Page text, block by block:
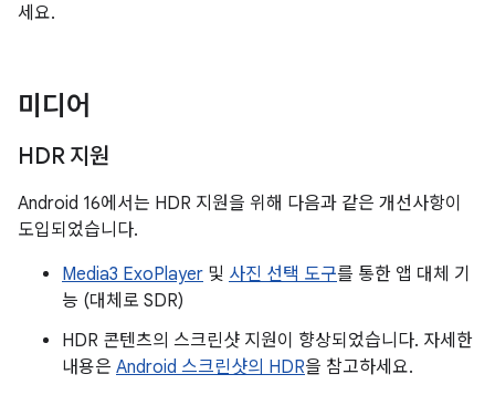
세요.
미디어
HDR 지원
Android 16에서는 HDR 지원을 위해 다음과 같은 개선사항이
도입되었습니다.
Media3 ExoPlayer 및 사진 선택 도구를 통한 앱 대체 기
능 (대체로 SDR)
HDR 콘텐츠의 스크린샷 지원이 향상되었습니다. 자세한
내용은 Android 스크린샷의 HDR을 참고하세요.